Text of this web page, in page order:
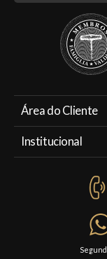
Área do Cliente
Institucional
Política de
Trocas e Devoluções
Formas de